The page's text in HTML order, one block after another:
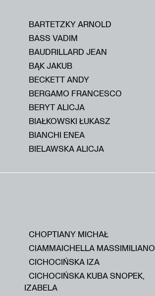
BARTETZKY ARNOLD
BASS VADIM
BAUDRILLARD JEAN
BĄK JAKUB
BECKETT ANDY
BERGAMO FRANCESCO
BERYT ALICJA
BIAŁKOWSKI ŁUKASZ
BIANCHI ENEA
BIELAWSKA ALICJA
CHOPTIANY MICHAŁ
CIAMMAICHELLA MASSIMILIANO
CICHOCIŃSKA IZA
CICHOCIŃSKA KUBA SNOPEK,
IZABELA